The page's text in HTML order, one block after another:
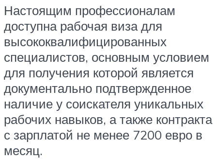
Настоящим профессионалам
доступна рабочая виза для
высококвалифицированных
специалистов, основным условием
для получения которой является
документально подтвержденное
наличие у соискателя уникальных
рабочих навыков, а также контракта
с зарплатой не менее 7200 евро в
месяц.